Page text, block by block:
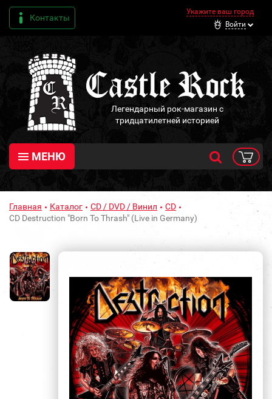
Контакты
Укажите ваш город
Войти
Легендарный рок-магазин с
тридцатилетней историей
МЕНЮ
Главная Каталог CD / DVD / Винил
CD
CD Destruction "Born To Thrash" (Live in Germany)